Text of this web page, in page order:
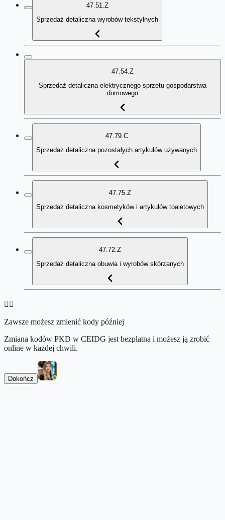
47.51.Z
Sprzedaż detaliczna wyrobów tekstylnych
47.54.Z
Sprzedaż detaliczna elektrycznego sprzętu gospodarstwa
domowego
47.79.C
Sprzedaż detaliczna pozostałych artykułów używanych
47.75.Z
Sprzedaż detaliczna kosmetyków i artykułów toaletowych
47.72.Z
Sprzedaż detaliczna obuwia i wyrobów skórzanych
👉🏻
Zawsze możesz zmienić kody później
Zmiana kodów PKD w CEIDG jest bezpłatna i możesz ją zrobić
online w każdej chwili.
Dokończ